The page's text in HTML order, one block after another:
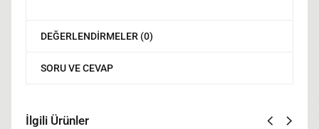
DEĞERLENDIRMELER (0)
SORU VE CEVAP
İlgili Ürünler